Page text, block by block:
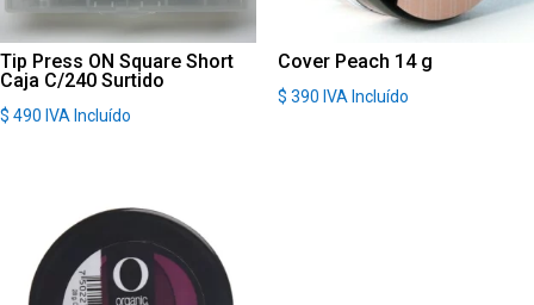
Tip Press ON Square Short
Caja C/240 Surtido
$ 490 IVA Incluído
Cover Peach 14 g
$ 390 IVA Incluído